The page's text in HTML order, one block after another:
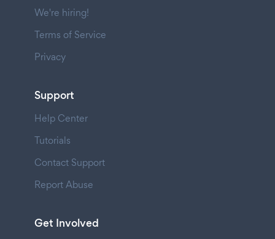
We're hiring!
Terms of Service
Privacy
Support
Help Center
Tutorials
Contact Support
Report Abuse
Get Involved